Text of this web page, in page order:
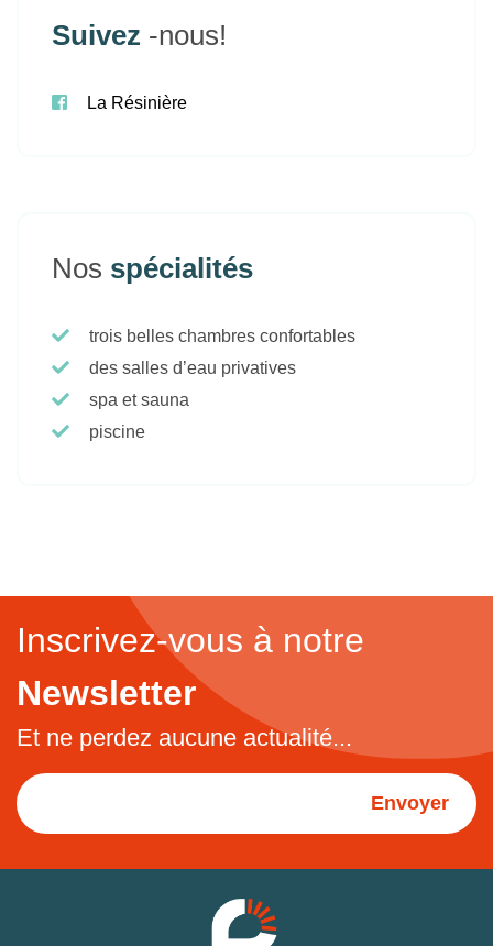
Suivez -nous!
La Résinière
Nos spécialités
trois belles chambres confortables
des salles d’eau privatives
spa et sauna
piscine
Inscrivez-vous à notre
Newsletter
Et ne perdez aucune actualité...
Envoyer